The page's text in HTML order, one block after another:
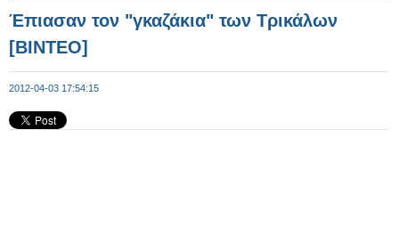
Έπιασαν τον "γκαζάκια" των Τρικάλων
[ΒΙΝΤΕΟ]
2012-04-03 17:54:15